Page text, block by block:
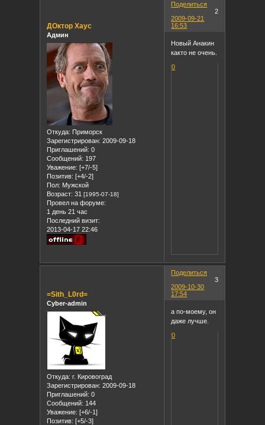
Поделиться
2
2009-09-21
16:53
ДОктор Хаус
Админ
Откуда: Приморск
Зарегистрирован: 2009-09-18
Приглашений: 0
Сообщений: 197
Уважение: [+7/-5]
Позитив: [+4/-2]
Пол: Мужской
Возраст: 31[1995-07-18]
Провел на форуме:
1 день 21 час
Последний визит:
2013-04-17 22:46
Новый Анакин
както не очень.
0
Поделиться
3
2009-10-30
17:54
=Sith_L0rd=
Cyber-admin
Откуда: г. Кировоград
Зарегистрирован: 2009-09-18
Приглашений: 0
Сообщений: 144
Уважение: [+6/-1]
Позитив: [+5/-3]
а по-моему, он
даже лучше.
0